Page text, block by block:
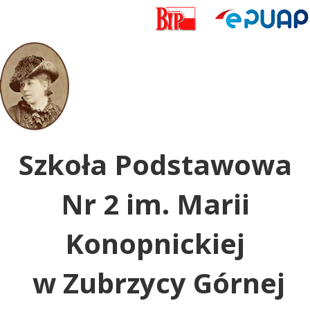
zawiera
system
dostępności.
Szkoła Podstawowa
Nr 2 im. Marii
Konopnickiej
w Zubrzycy Górnej